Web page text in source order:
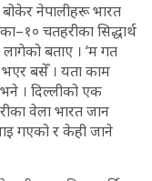
बोकेर नेपालीहरू भारत
चतहरीका सिद्धार्थ
बताए । ‘म गत
बसेँ । यता काम
। दिल्लीको एक
वेला भारत जान
गएको र केही जाने